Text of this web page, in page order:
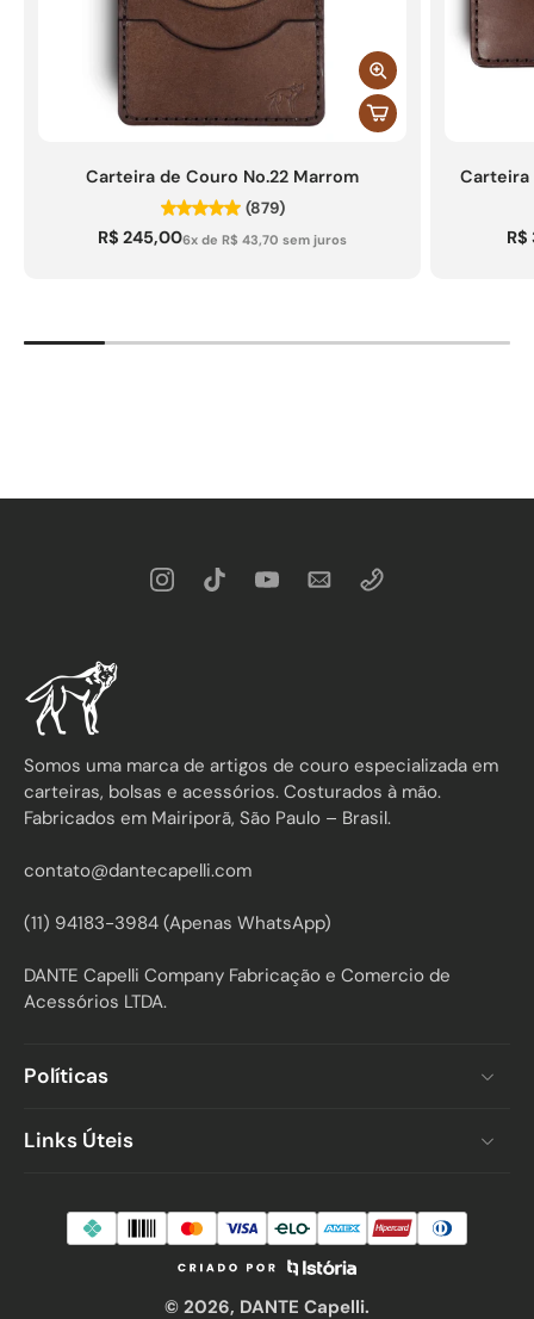
Carteira de Couro No.22 Marrom
(879)
R$ 245,006x de R$ 43,70 sem juros
Carteira
Somos uma marca de artigos de couro especializada em
carteiras, bolsas e acessórios. Costurados à mão.
Fabricados em Mairiporã, São Paulo – Brasil.
contato@dantecapelli.com
(11) 94183-3984 (Apenas WhatsApp)
DANTE Capelli Company Fabricação e Comercio de
Acessórios LTDA.
Políticas
Links Úteis
© 2026, DANTE Capelli.